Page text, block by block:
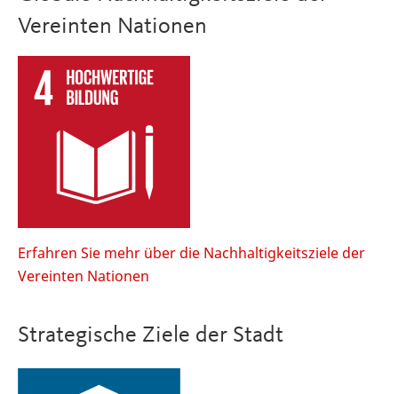
Vereinten Nationen
Erfahren Sie mehr über die Nachhaltigkeitsziele der
Vereinten Nationen
Strategische Ziele der Stadt